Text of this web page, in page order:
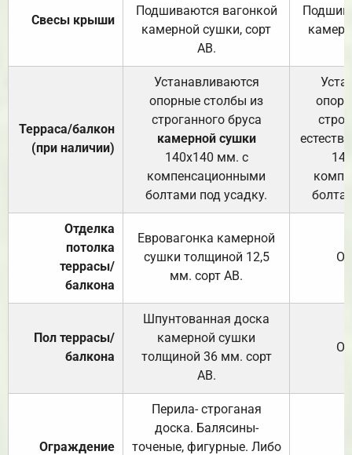
Свесы крыши
Подшиваются вагонкой
камерной сушки, сорт
АВ.
Терраса/балкон
(при наличии)
Устанавливаются
опорные столбы из
строганного бруса
камерной сушки
140х140 мм. с
компенсационными
болтами под усадку.
Отделка
потолка
террасы/
балкона
Евровагонка камерной
сушки толщиной 12,5
мм. сорт АВ.
Пол террасы/
балкона
Шпунтованная доска
камерной сушки
толщиной 36 мм. сорт
АВ.
Ограждение
Перила- строганая
доска. Балясины-
точеные, фигурные. Либо